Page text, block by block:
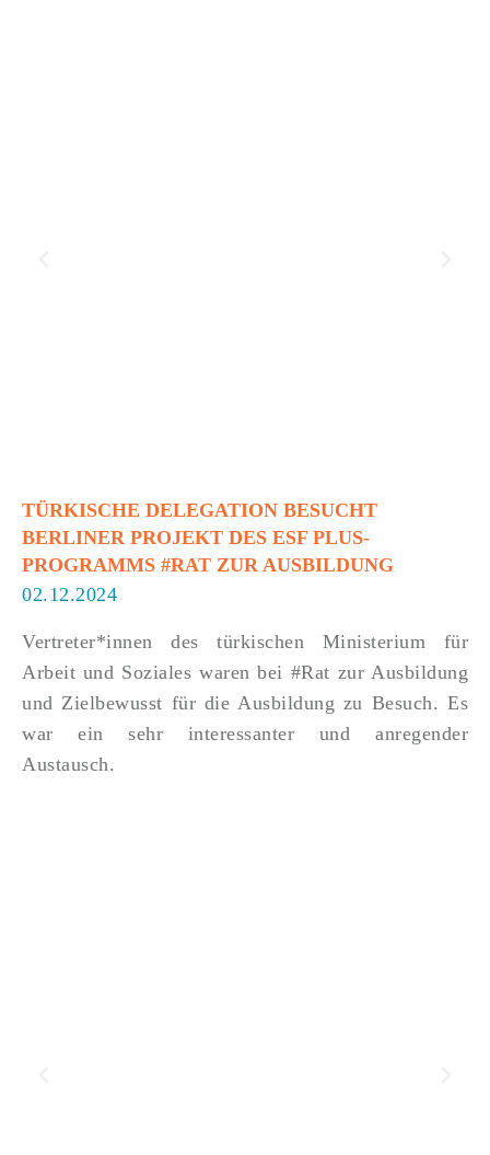
TÜRKISCHE DELEGATION BESUCHT
BERLINER PROJEKT DES ESF PLUS-
PROGRAMMS #RAT ZUR AUSBILDUNG
02.12.2024
Vertreter*innen des türkischen Ministerium für
Arbeit und Soziales waren bei #Rat zur Ausbildung
und Zielbewusst für die Ausbildung zu Besuch. Es
war ein sehr interessanter und anregender
Austausch.